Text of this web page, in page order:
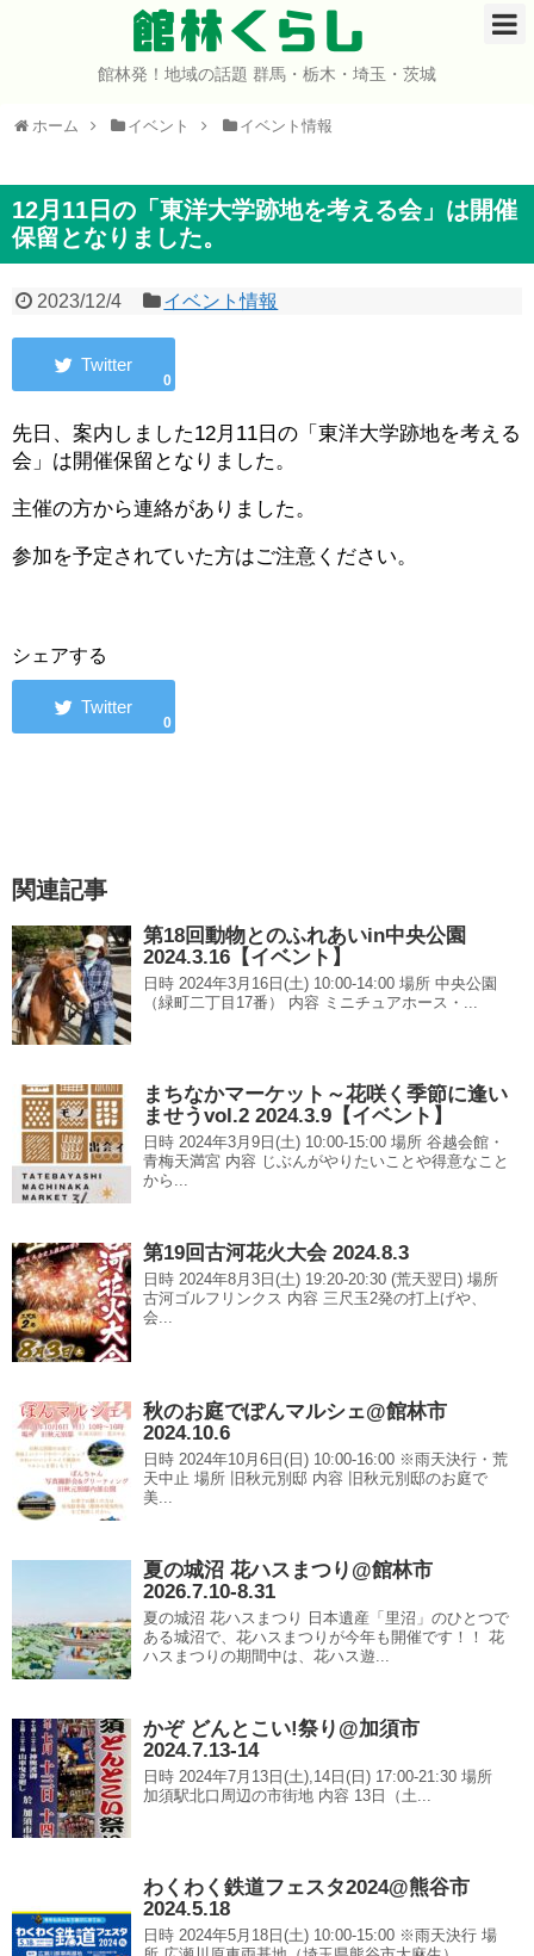
館林くらし
館林発！地域の話題 群馬・栃木・埼玉・茨城
ホーム イベント イベント情報
12月11日の「東洋大学跡地を考える会」は開催
保留となりました。
2023/12/4 イベント情報
0
先日、案内しました12月11日の「東洋大学跡地を考える
会」は開催保留となりました。
主催の方から連絡がありました。
参加を予定されていた方はご注意ください。
シェアする
0
関連記事
第18回動物とのふれあいin中央公園
2024.3.16【イベント】
日時 2024年3月16日(土) 10:00-14:00 場所 中央公園
（緑町二丁目17番） 内容 ミニチュアホース・...
まちなかマーケット～花咲く季節に逢い
ませうvol.2 2024.3.9【イベント】
日時 2024年3月9日(土) 10:00-15:00 場所 谷越会館・
青梅天満宮 内容 じぶんがやりたいことや得意なこと
から...
第19回古河花火大会 2024.8.3
日時 2024年8月3日(土) 19:20-20:30 (荒天翌日) 場所
古河ゴルフリンクス 内容 三尺玉2発の打上げや、
会...
秋のお庭でぽんマルシェ@館林市
2024.10.6
日時 2024年10月6日(日) 10:00-16:00 ※雨天決行・荒
天中止 場所 旧秋元別邸 内容 旧秋元別邸のお庭で
美...
夏の城沼 花ハスまつり@館林市
2026.7.10-8.31
夏の城沼 花ハスまつり 日本遺産「里沼」のひとつで
ある城沼で、花ハスまつりが今年も開催です！！ 花
ハスまつりの期間中は、花ハス遊...
かぞ どんとこい!祭り@加須市
2024.7.13-14
日時 2024年7月13日(土),14日(日) 17:00-21:30 場所
加須駅北口周辺の市街地 内容 13日（土...
わくわく鉄道フェスタ2024@熊谷市
2024.5.18
日時 2024年5月18日(土) 10:00-15:00 ※雨天決行 場
ホーム
イベント
グルメ
コミュニティ
宇宙よりも遠い場所